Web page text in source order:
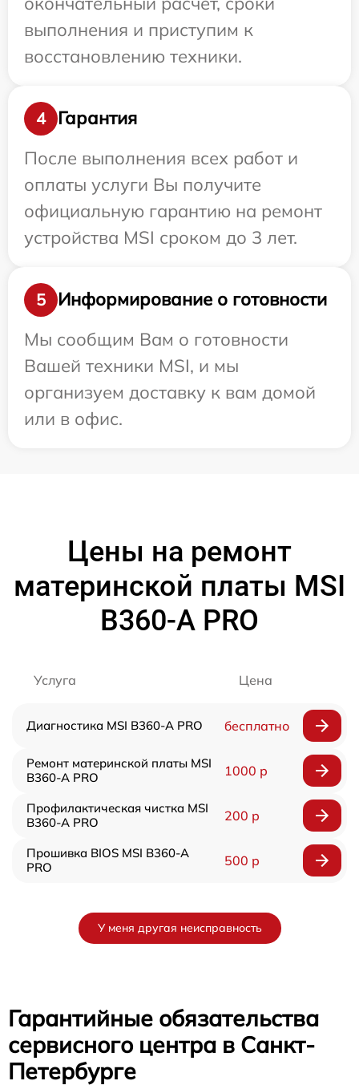
выполнения и приступим к
восстановлению техники.
4
Гарантия
После выполнения всех работ и
оплаты услуги Вы получите
официальную гарантию на ремонт
устройства MSI сроком до 3 лет.
5
Информирование о готовности
Мы сообщим Вам о готовности
Вашей техники MSI, и мы
организуем доставку к вам домой
или в офис.
Цены на ремонт
материнской платы MSI
B360-A PRO
Услуга Цена
Диагностика MSI B360-A PRO бесплатно
Ремонт материнской платы MSI
B360-A PRO
1000 р
Профилактическая чистка MSI
B360-A PRO
200 р
Прошивка BIOS MSI B360-A
PRO
500 р
У меня другая неисправность
Гарантийные обязательства
сервисного центра в Санкт-
Петербурге